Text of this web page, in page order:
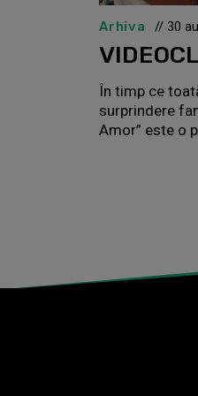
Arhiva // 30
În timp ce
surprindere
Amor” este o